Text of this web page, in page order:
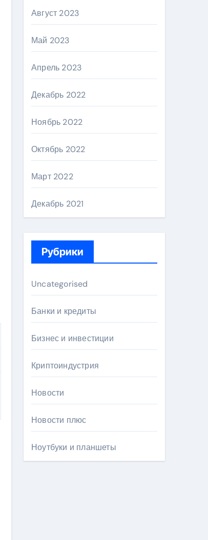
Август 2023
Май 2023
Апрель 2023
Декабрь 2022
Ноябрь 2022
Октябрь 2022
Март 2022
Декабрь 2021
Рубрики
Uncategorised
Банки и кредиты
Бизнес и инвестиции
Криптоиндустрия
Новости
Новости плюс
Ноутбуки и планшеты